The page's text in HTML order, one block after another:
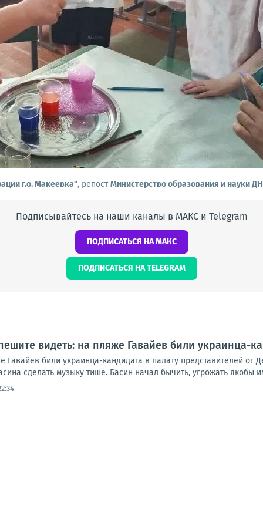
г.о. Макеевка", репостМинистерство образования и науки
Подписывайтесь на наши каналы в МАКС и Telegram
ПОДПИСАТЬСЯ НА МАКС
ПОДПИСАТЬСЯ НА TELEGRAM
видеть: на пляже Гавайев били украинца-
Гавайев били украинца-кандидата в палату представителей от
сделать музыку тише. Басин начал бычить, угрожать якобы